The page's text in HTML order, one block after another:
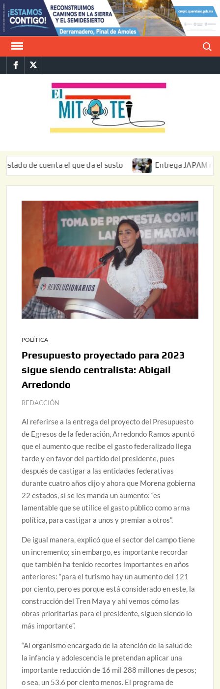
Saltar
al
contenido
FacebookTwitter
cuenta el que da el susto Entrega JAPAM
POLÍTICA
Presupuesto proyectado para 2023
sigue siendo centralista: Abigail
Arredondo
REDACCIÓN
Al referirse a la entrega del proyecto del Presupuesto
de Egresos de la federación, Arredondo Ramos apuntó
que el aumento que recibe el gasto federalizado llega
tarde y en favor del partido del presidente, pues
después de castigar a las entidades federativas
durante cuatro años dijo y ahora que Morena gobierna
22 estados, sí se les manda un aumento: “es
lamentable que se utilice el gasto público como arma
política, para castigar a unos y premiar a otros”.
De igual manera, explicó que el sector del campo tiene
un incremento; sin embargo, es importante recordar
que también ha tenido recortes importantes en años
anteriores: “para el turismo hay un aumento del 121
por ciento, pero es porque está considerado en este, la
construcción del Tren Maya y ahí vemos cómo las
obras prioritarias para el presidente, siguen siendo lo
más importante”.
“Al organismo encargado de la atención de la salud de
la infancia y adolescencia le pretendan aplicar una
importante reducción de 16 mil 288 millones de pesos;
o sea, un 53.6 por ciento menos. El programa de